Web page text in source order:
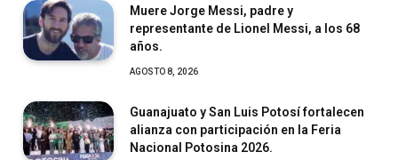
Muere Jorge Messi, padre y
representante de Lionel Messi, a los 68
años.
AGOSTO 8, 2026
Guanajuato y San Luis Potosí fortalecen
alianza con participación en la Feria
Nacional Potosina 2026.